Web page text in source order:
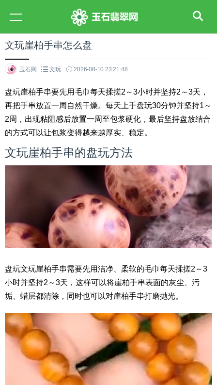
文玩崖柏手串怎么盘
玉石网 文玩 2026-08-10 23:21:48
盘玩崖柏手串要先用毛巾每天揉搓2～3小时并坚持2～3天，
再把手串放置一周自然干燥。每天上手盘玩30分钟并坚持1～
2周，出现粘阻感后放置一周至包浆硬化，最后坚持盘放结合
的方式可以让包浆变得越来越厚实、稳定。
文玩崖柏手串的盘玩方法
盘玩文玩崖柏手串需要先用洁净、柔软的毛巾每天揉搓2～3
小时并坚持2～3天，这样可以将崖柏手串表面的灰尘、污
垢、蜡层都清除，同时也可以对崖柏手串打磨抛光。